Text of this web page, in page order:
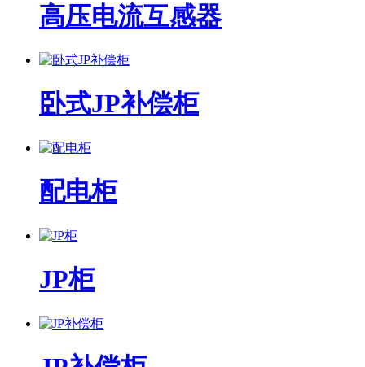
高压电流互感器
卧式JP补偿柜
配电柜
JP柜